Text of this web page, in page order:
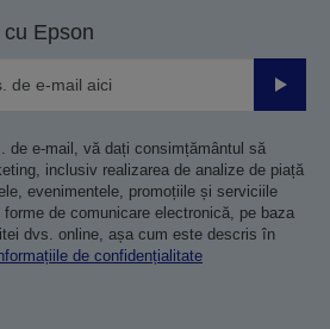
Epson
de e-mail, vă dați consimțământul să
inclusiv realizarea de analize de piață
evenimentele, promoțiile și serviciile
de comunicare electronică, pe baza
dvs. online, așa cum este descris în
de confidențialitate